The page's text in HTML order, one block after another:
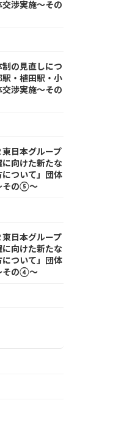
渉実施〜その
制の見直しにつ
駅・植田駅・小
渉実施〜その
日本グループ
に向けた新たな
について」団体
その⑤～
東日本グループ
に向けた新たな
について」団体
その④～